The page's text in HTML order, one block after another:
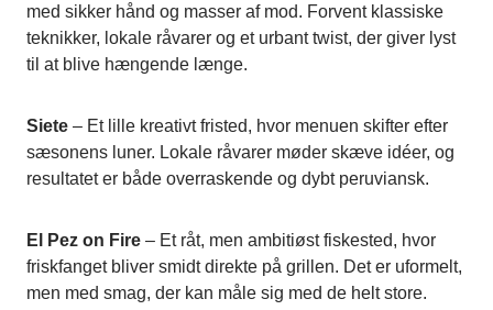
med sikker hånd og masser af mod. Forvent klassiske
teknikker, lokale råvarer og et urbant twist, der giver lyst
til at blive hængende længe.
Siete – Et lille kreativt fristed, hvor menuen skifter efter
sæsonens luner. Lokale råvarer møder skæve idéer, og
resultatet er både overraskende og dybt peruviansk.
El Pez on Fire – Et råt, men ambitiøst fiskested, hvor
friskfanget bliver smidt direkte på grillen. Det er uformelt,
men med smag, der kan måle sig med de helt store.